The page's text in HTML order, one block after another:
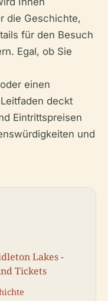
die Geschichte,
für den Besuch
Egal, ob Sie
einen
deckt
Eintrittspreisen
und
Lakes -
Tickets